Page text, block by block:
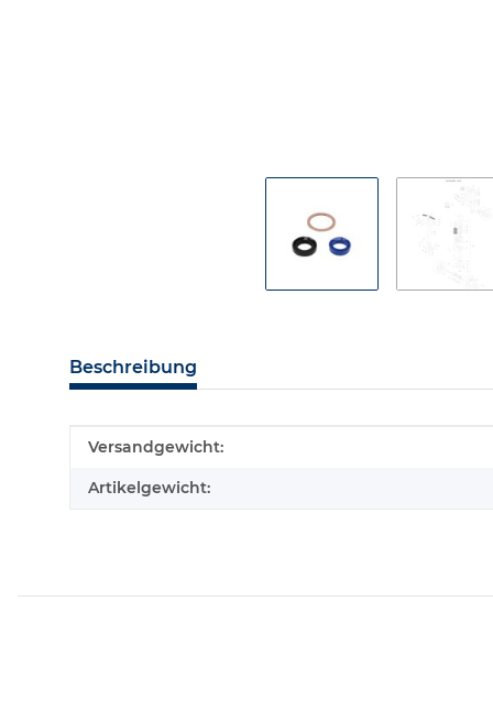
Beschreibung
Produkteigenschaft
Wert
Versandgewicht:
Artikelgewicht: